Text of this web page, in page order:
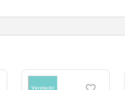
Versteckt